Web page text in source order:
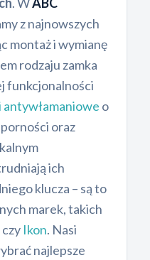
z najnowszych
montaż i wymianę
rodzaju zamka
funkcjonalności
antywłamaniowe o
oraz
ich
klucza – są to
marek, takich
czy Ikon. Nasi
najlepsze